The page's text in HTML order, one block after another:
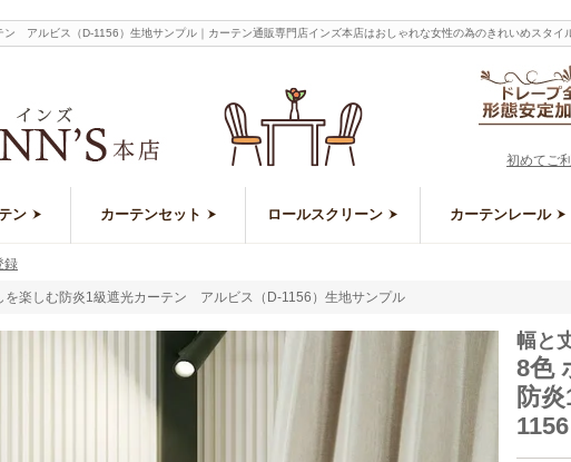
アルビス（D-1156）生地サンプル｜カーテン通販専門店インズ本店はおしゃれな女性の為のきれいめスタイ
初めてご
ン カーテンセット ロールスクリーン カーテンレール
録
を楽しむ防炎1級遮光カーテン アルビス（D-1156）生地サンプル
幅と
8色
防